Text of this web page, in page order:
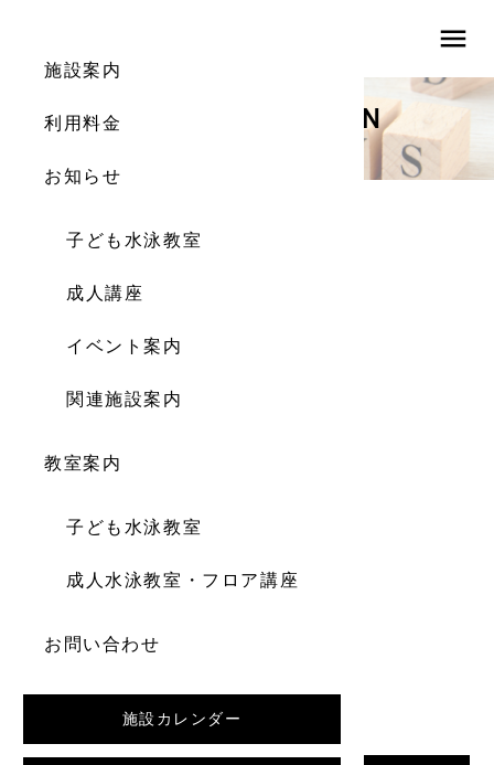
menu
施設案内
利用料金
お知らせ
子ども水泳教室
成人講座
イベント案内
関連施設案内
教室案内
子ども水泳教室
成人水泳教室・フロア講座
お問い合わせ
施設カレンダー
INFORMATION